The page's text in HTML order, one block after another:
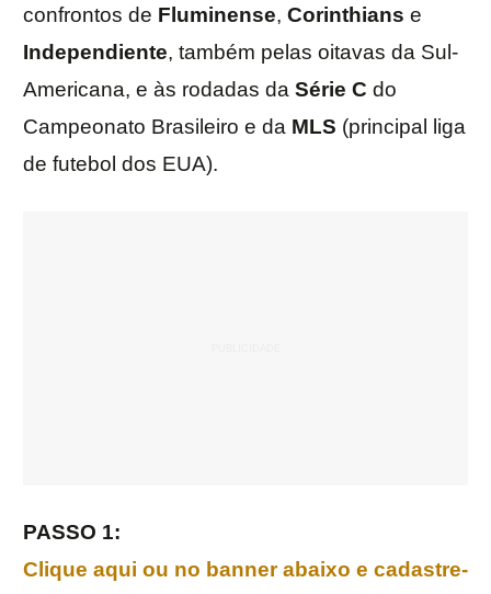
confrontos de Fluminense, Corinthians e
Independiente, também pelas oitavas da Sul-
Americana, e às rodadas da Série C do
Campeonato Brasileiro e da MLS (principal liga
de futebol dos EUA).
PASSO 1:
Clique aqui ou no banner abaixo e cadastre-